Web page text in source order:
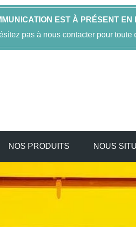
EST À PRÉSENT
pas à nous contacter pour
NOS PRODUITS NOUS